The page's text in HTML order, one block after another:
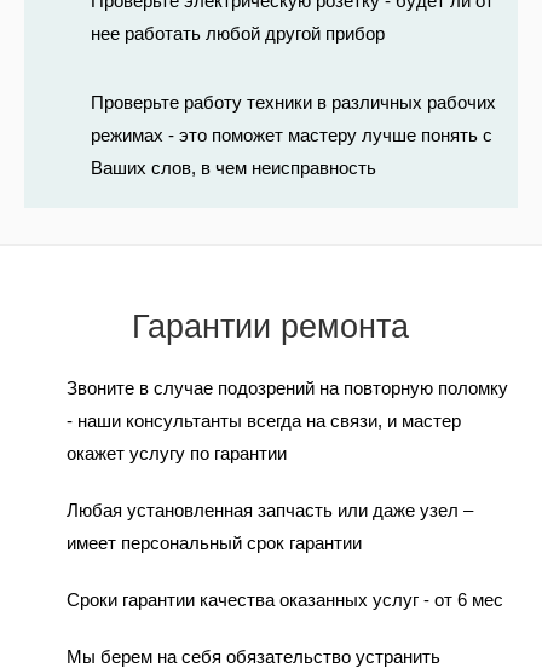
нее работать любой другой прибор
Проверьте работу техники в различных рабочих
режимах - это поможет мастеру лучше понять с
Ваших слов, в чем неисправность
Гарантии ремонта
Звоните в случае подозрений на повторную поломку
- наши консультанты всегда на связи, и мастер
окажет услугу по гарантии
Любая установленная запчасть или даже узел –
имеет персональный срок гарантии
Сроки гарантии качества оказанных услуг - от 6 мес
Мы берем на себя обязательство устранить